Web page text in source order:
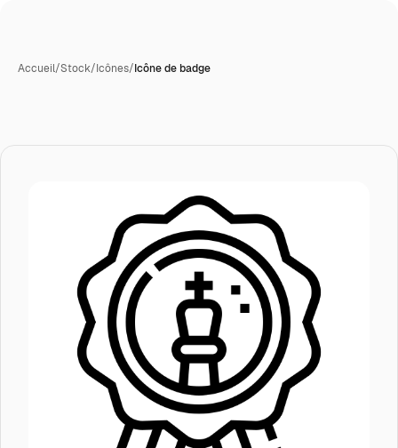
Accueil/Stock/Icônes/Icône de badge